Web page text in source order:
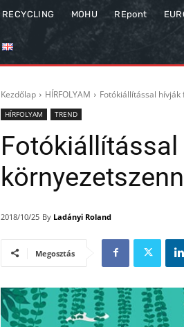
RECYCLING MOHU REpont
Kezdőlap HÍRFOLYAM Fotókiállítással
HÍRFOLYAM TREND
2018/10/25 By Ladányi Roland
Megosztás